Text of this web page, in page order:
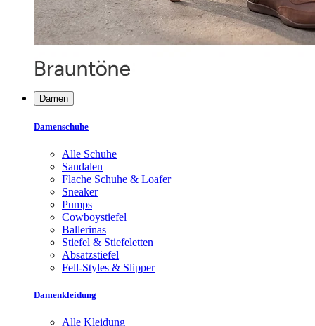
Damen
Damenschuhe
Alle Schuhe
Sandalen
Flache Schuhe & Loafer
Sneaker
Pumps
Cowboystiefel
Ballerinas
Stiefel & Stiefeletten
Absatzstiefel
Fell-Styles & Slipper
Damenkleidung
Alle Kleidung